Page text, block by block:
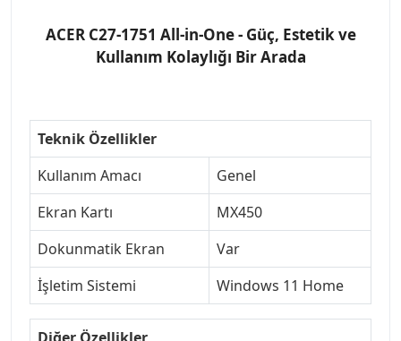
ACER C27-1751 All-in-One - Güç, Estetik ve
Kullanım Kolaylığı Bir Arada
Teknik Özellikler
Kullanım Amacı
Genel
Ekran Kartı
MX450
Dokunmatik Ekran
Var
İşletim Sistemi
Windows 11 Home